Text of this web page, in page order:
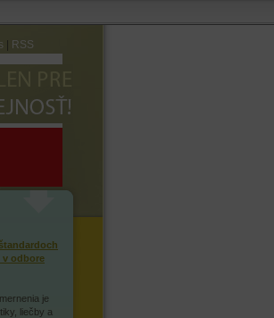
RSS
v odbore
je
liečby a